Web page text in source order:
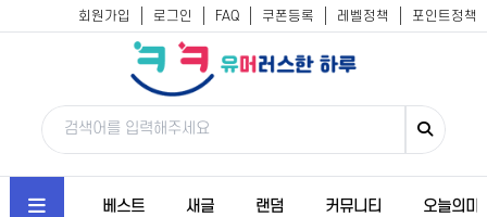
회원가입 로그인 FAQ 쿠폰등록 레벨정책 포인트정책
베스트 새글 랜덤 커뮤니티 오늘의미